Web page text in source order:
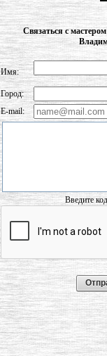
Связаться с
Имя:
Город:
E-mail:
Введите